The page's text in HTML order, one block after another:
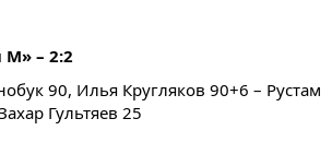
М» – 2:2
90, Илья Кругляков 90+6 – Рустам
Гультяев 25